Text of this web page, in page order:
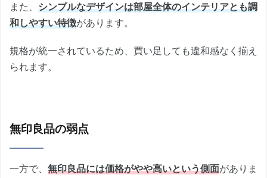
また、 シンプルなデザインは部屋全体のインテリアとも調
和しやすい特徴があります。
規格が統一されているため、買い足しても違和感なく揃え
られます。
無印良品の弱点
一方で、 無印良品には価格がやや高いという側面がありま